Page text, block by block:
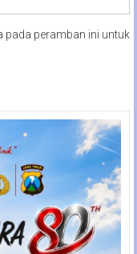
pada peramban ini untuk